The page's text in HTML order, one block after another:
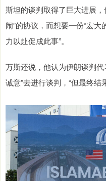
斯坦的谈判取得了巨大进展
闹”的协议，而想要一份“宏大
力以赴促成此事”。
万斯还说，他认为伊朗谈判
诚意”去进行谈判，“但最终结